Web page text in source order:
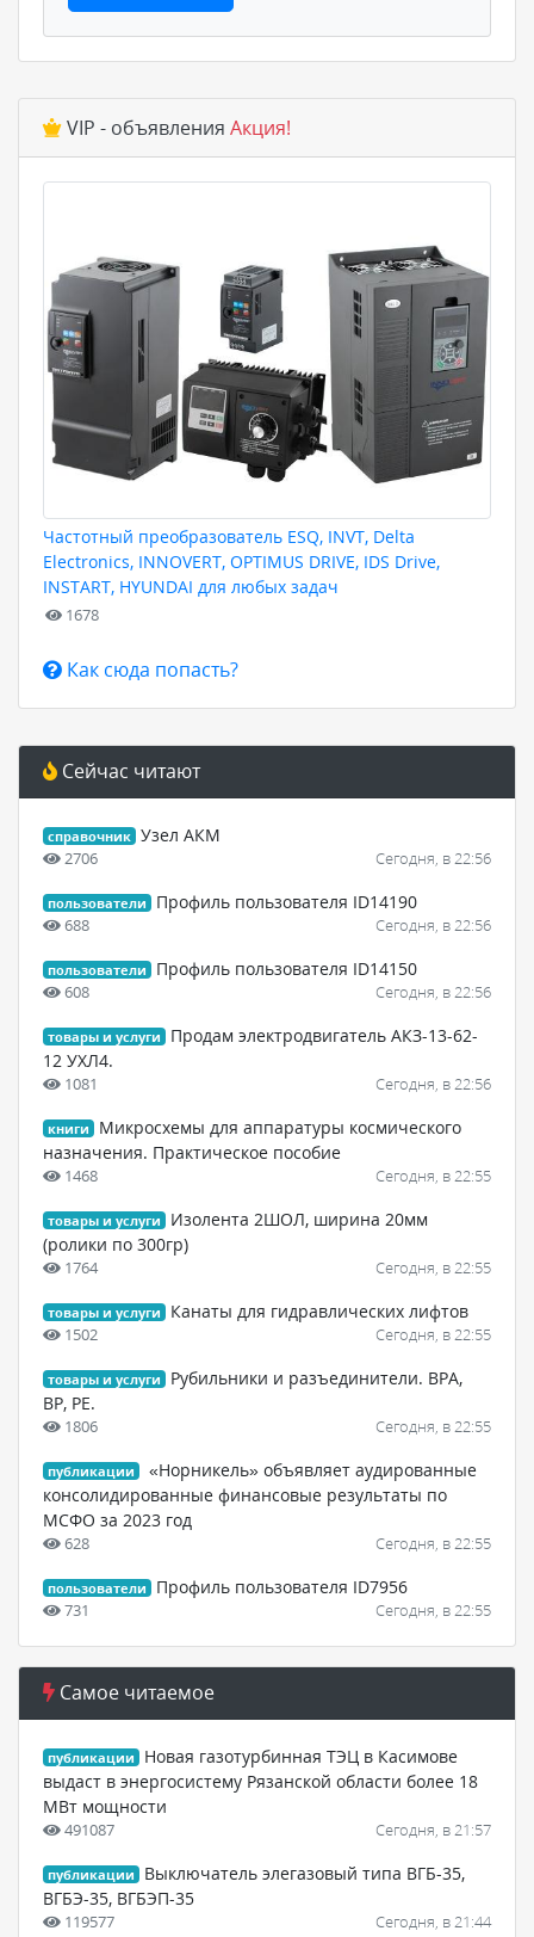
VIP - объявления Акция!
Частотный преобразователь ESQ, INVT, Delta
Electronics, INNOVERT, OPTIMUS DRIVE, IDS Drive,
INSTART, HYUNDAI для любых задач
1678
Как сюда попасть?
Сейчас читают
справочник Узел АКМ
2706 Сегодня, в 22:56
пользователи Профиль пользователя ID14190
688 Сегодня, в 22:56
пользователи Профиль пользователя ID14150
608 Сегодня, в 22:56
товары и услуги
Продам электродвигатель АКЗ-13-62-
12 УХЛ4.
1081 Сегодня, в 22:56
книги
Микросхемы для аппаратуры космического
назначения. Практическое пособие
1468 Сегодня, в 22:55
товары и услуги
Изолента 2ШОЛ, ширина 20мм
(ролики по 300гр)
1764 Сегодня, в 22:55
товары и услуги Канаты для гидравлических лифтов
1502 Сегодня, в 22:55
товары и услуги
Рубильники и разъединители. ВРА,
ВР, РЕ.
1806 Сегодня, в 22:55
публикации
«Норникель» объявляет аудированные
консолидированные финансовые результаты по
МСФО за 2023 год
628 Сегодня, в 22:55
пользователи Профиль пользователя ID7956
731 Сегодня, в 22:55
Самое читаемое
публикации
Новая газотурбинная ТЭЦ в Касимове
выдаст в энергосистему Рязанской области более 18
МВт мощности
491087 Сегодня, в 21:57
публикации
Выключатель элегазовый типа ВГБ-35,
ВГБЭ-35, ВГБЭП-35
119577 Сегодня, в 21:44